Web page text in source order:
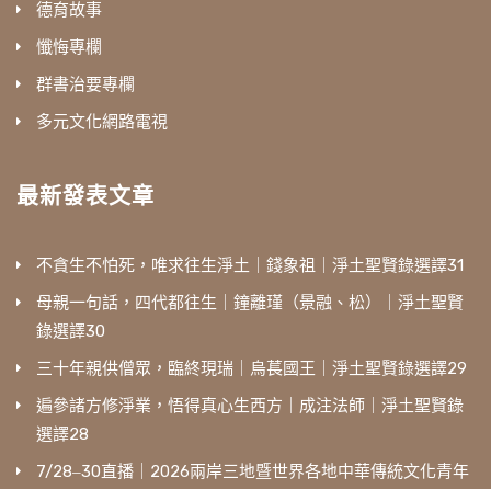
德育故事
懺悔專欄
群書治要專欄
多元文化網路電視
最新發表文章
不貪生不怕死，唯求往生淨土｜錢象祖｜淨土聖賢錄選譯31
母親一句話，四代都往生｜鐘離瑾（景融、松）｜淨土聖賢
錄選譯30
三十年親供僧眾，臨終現瑞｜烏萇國王｜淨土聖賢錄選譯29
遍參諸方修淨業，悟得真心生西方｜成注法師｜淨土聖賢錄
選譯28
7/28‒30直播｜2026兩岸三地暨世界各地中華傳統文化青年